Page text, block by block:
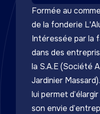
Formée au
de la fonderie
Intéressée par la
dans des
la S.A.E (Société
Jardinier
lui permet
son envie